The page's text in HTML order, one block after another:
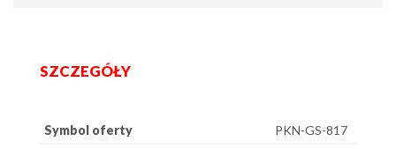
SZCZEGÓŁY
Symbol oferty PKN-GS-817